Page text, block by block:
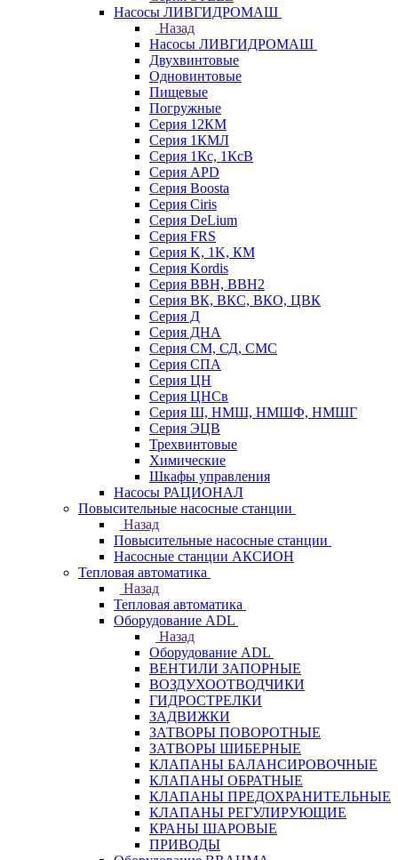
Насосы ЛИВГИДРОМАШ
Назад
Насосы ЛИВГИДРОМАШ
Двухвинтовые
Одновинтовые
Пищевые
Погружные
Серия 12КМ
Серия 1КМЛ
Серия 1Кс, 1КсВ
Серия APD
Серия Boosta
Серия Ciris
Серия DeLium
Серия FRS
Серия K, 1K, КМ
Серия Kordis
Серия ВВН, ВВН2
Серия ВК, ВКС, ВКО, ЦВК
Серия Д
Серия ДНА
Серия СМ, СД, СМС
Серия СПА
Серия ЦН
Серия ЦНСв
Серия Ш, НМШ, НМШФ, НМШГ
Серия ЭЦВ
Трехвинтовые
Химические
Шкафы управления
Насосы РАЦИОНАЛ
Повысительные насосные станции
Назад
Повысительные насосные станции
Насосные станции АКСИОН
Тепловая автоматика
Назад
Тепловая автоматика
Оборудование ADL
Назад
Оборудование ADL
ВЕНТИЛИ ЗАПОРНЫЕ
ВОЗДУХООТВОДЧИКИ
ГИДРОСТРЕЛКИ
ЗАДВИЖКИ
ЗАТВОРЫ ПОВОРОТНЫЕ
ЗАТВОРЫ ШИБЕРНЫЕ
КЛАПАНЫ БАЛАНСИРОВОЧНЫЕ
КЛАПАНЫ ОБРАТНЫЕ
КЛАПАНЫ ПРЕДОХРАНИТЕЛЬНЫЕ
КЛАПАНЫ РЕГУЛИРУЮЩИЕ
КРАНЫ ШАРОВЫЕ
ПРИВОДЫ